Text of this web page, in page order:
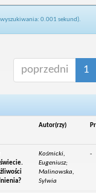
wyszukiwania: 0.001 sekund).
poprzedni 1
Autor(rzy)
świecie.
Kośmicki,
Eugeniusz;
Malinowska,
Sylwia
-